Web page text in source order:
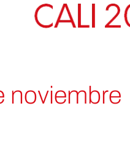
noviembre